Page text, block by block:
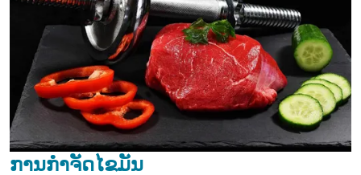
ການກຳຈັດໄຂມັນ